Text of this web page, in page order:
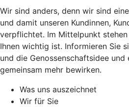
Wir sind anders, denn wir sind
und damit unseren Kundinnen,
verpflichtet. Im Mittelpunkt
Ihnen wichtig ist. Informieren Sie
und die Genossenschaftsidee
gemeinsam mehr bewirken.
Was uns auszeichnet
Wir für Sie